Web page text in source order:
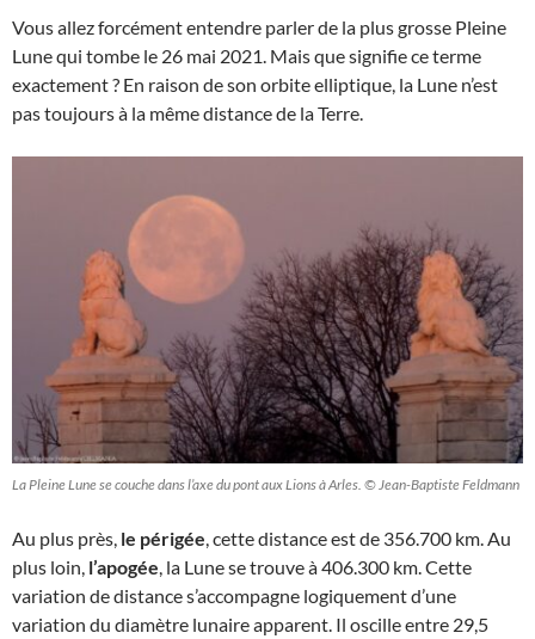
Vous allez forcément entendre parler de la plus grosse Pleine
Lune qui tombe le 26 mai 2021. Mais que signifie ce terme
exactement ? En raison de son orbite elliptique, la Lune n’est
pas toujours à la même distance de la Terre.
La Pleine Lune se couche dans l’axe du pont aux Lions à Arles. © Jean-Baptiste Feldmann
Au plus près, le périgée, cette distance est de 356.700 km. Au
plus loin, l’apogée, la Lune se trouve à 406.300 km. Cette
variation de distance s’accompagne logiquement d’une
variation du diamètre lunaire apparent. Il oscille entre 29,5